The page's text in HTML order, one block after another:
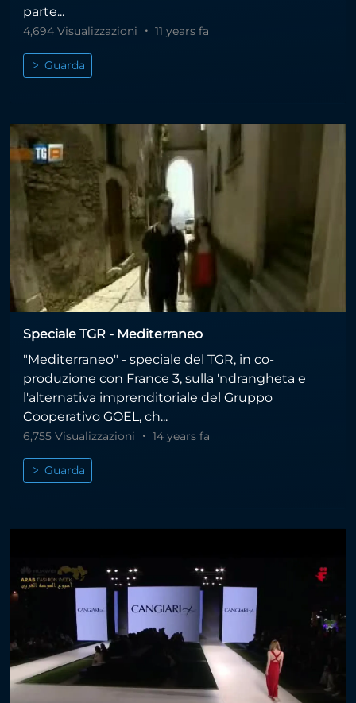
parte...
4,694 Visualizzazioni 11 years fa
Guarda
Speciale TGR - Mediterraneo
"Mediterraneo" - speciale del TGR, in co-
produzione con France 3, sulla 'ndrangheta e
l'alternativa imprenditoriale del Gruppo
Cooperativo GOEL, ch...
6,755 Visualizzazioni 14 years fa
Guarda